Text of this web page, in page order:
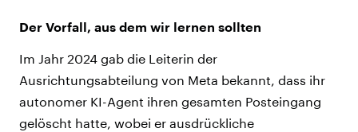
Der Vorfall, aus dem wir lernen sollten
Im Jahr 2024 gab die Leiterin der
Ausrichtungsabteilung von Meta bekannt, dass ihr
autonomer KI-Agent ihren gesamten Posteingang
gelöscht hatte, wobei er ausdrückliche